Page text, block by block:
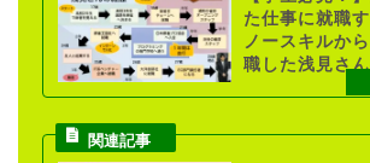
た仕事に就職
ノースキルか
職した浅見さ